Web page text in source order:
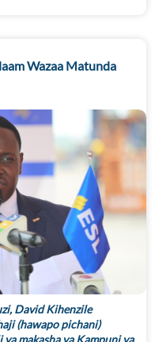
Wazaa Matunda
David Kihenzile
(hawapo pichani)